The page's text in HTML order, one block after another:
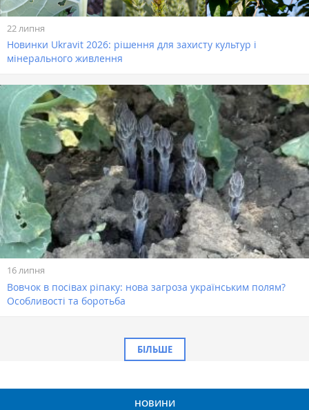
22 липня
Новинки Ukravit 2026: рішення для захисту культур і
мінерального живлення
16 липня
Вовчок в посівах ріпаку: нова загроза українським полям?
Особливості та боротьба
БІЛЬШЕ
НОВИНИ